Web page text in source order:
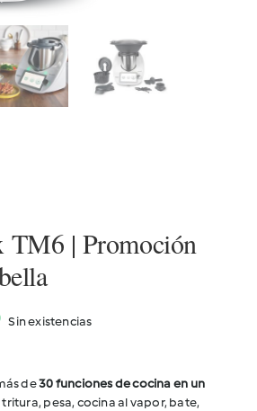
TM6 | Promoción
Sin existencias
de30 funciones de cocina en un
tritura, pesa, cocina al vapor, bate,